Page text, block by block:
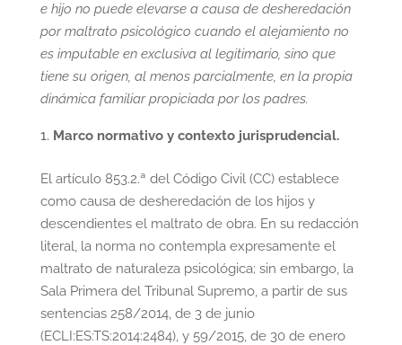
e hijo no puede elevarse a causa de desheredación
por maltrato psicológico cuando el alejamiento no
es imputable en exclusiva al legitimario, sino que
tiene su origen, al menos parcialmente, en la propia
dinámica familiar propiciada por los padres.
Marco normativo y contexto jurisprudencial.
El artículo 853.2.ª del Código Civil (CC) establece
como causa de desheredación de los hijos y
descendientes el maltrato de obra. En su redacción
literal, la norma no contempla expresamente el
maltrato de naturaleza psicológica; sin embargo, la
Sala Primera del Tribunal Supremo, a partir de sus
sentencias 258/2014, de 3 de junio
(ECLI:ES:TS:2014:2484), y 59/2015, de 30 de enero